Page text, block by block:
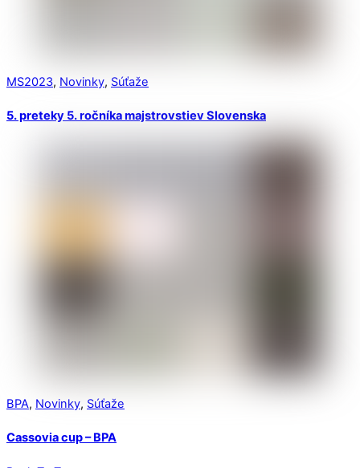
MS2023, Novinky, Súťaže
5. preteky 5. ročníka majstrovstiev Slovenska
BPA, Novinky, Súťaže
Cassovia cup – BPA